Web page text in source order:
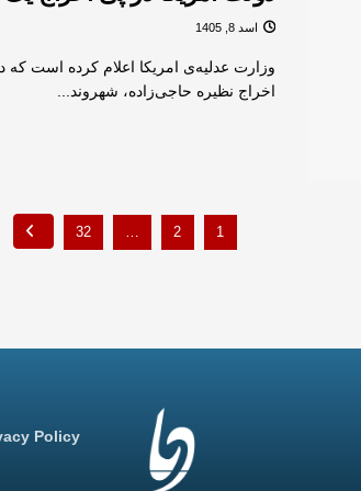
اسد 8, 1405
وزارت عدلیه‌ی امریکا اعلام کرده است
اخراج نظیره حاجی‌زاده، شهروند...
1
2
32
Policy